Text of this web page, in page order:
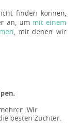
finden können,
an, um mit einem
, mit denen wir
Wir
besten Züchter.